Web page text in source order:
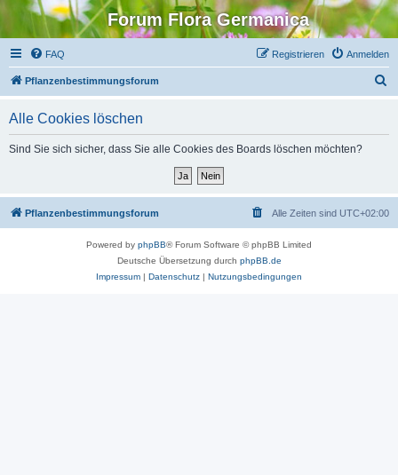
Forum Flora Germanica
FAQ Anmelden
Registrieren
Pflanzenbestimmungsforum
Alle Cookies löschen
Sind Sie sich sicher, dass Sie alle Cookies des Boards löschen möchten?
Pflanzenbestimmungsforum Alle Zeiten sind UTC+02:00
Powered by phpBB® Forum Software © phpBB Limited
Deutsche Übersetzung durch phpBB.de
Impressum | Datenschutz | Nutzungsbedingungen